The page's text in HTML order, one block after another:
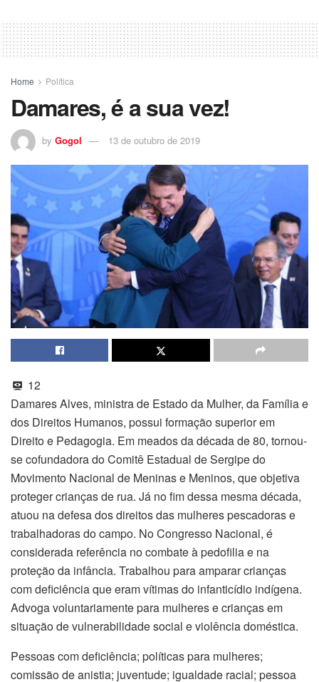
Home Política
Damares, é a sua vez!
by Gogol 13 de outubro de 2019
12
Damares Alves, ministra de Estado da Mulher, da Família e
dos Direitos Humanos, possui formação superior em
Direito e Pedagogia. Em meados da década de 80, tornou-
se cofundadora do Comitê Estadual de Sergipe do
Movimento Nacional de Meninas e Meninos, que objetiva
proteger crianças de rua. Já no fim dessa mesma década,
atuou na defesa dos direitos das mulheres pescadoras e
trabalhadoras do campo. No Congresso Nacional, é
considerada referência no combate à pedofilia e na
proteção da infância. Trabalhou para amparar crianças
com deficiência que eram vítimas do infanticídio indígena.
Advoga voluntariamente para mulheres e crianças em
situação de vulnerabilidade social e violência doméstica.
Pessoas com deficiência; políticas para mulheres;
comissão de anistia; juventude; igualdade racial; pessoa